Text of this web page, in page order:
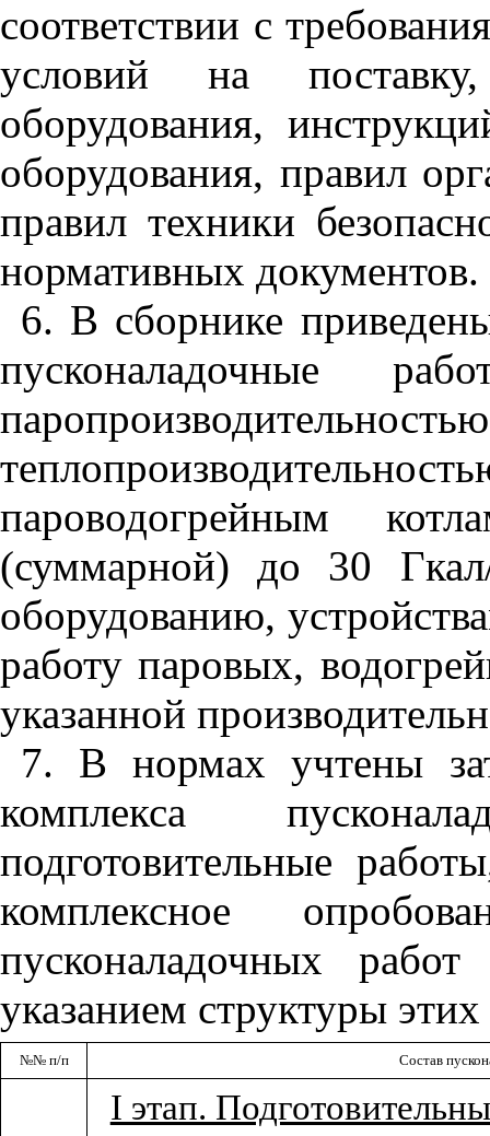
соответствии с
условий на
оборудования,
оборудования, правил
правил техники
нормативных документов.
6. В сборнике
пусконаладочные
пароводогрейным
(суммарной) до 30
оборудованию,
работу паровых,
указанной
7. В нормах учтены
комплекса
подготовительные
комплексное
пусконаладочных
указанием структуры
№№ п/п Состав
I этап.